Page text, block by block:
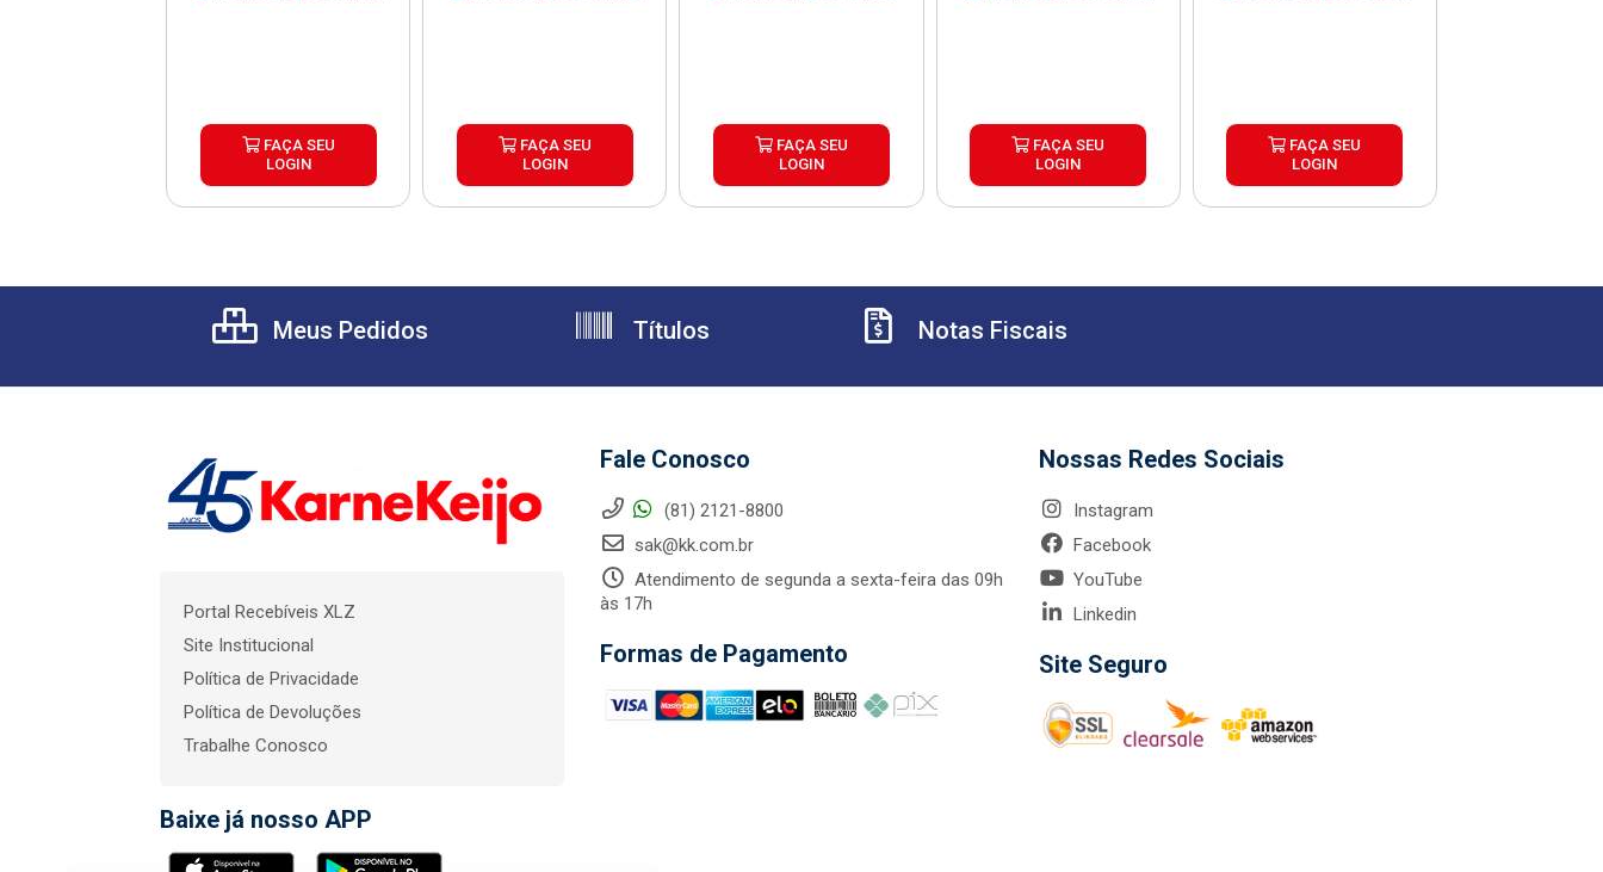
FAÇA SEU
LOGIN
FAÇA SEU
LOGIN
FAÇA SEU
LOGIN
FAÇA SEU
LOGIN
FAÇA SEU
LOGIN
Meus Pedidos Títulos Notas Fiscais
Portal Recebíveis XLZ
Site Institucional
Política de Privacidade
Política de Devoluções
Trabalhe Conosco
Baixe já nosso APP
Fale Conosco
(81) 2121-8800
sak@kk.com.br
Atendimento de segunda a sexta-feira das 09h
às 17h
Formas de Pagamento
Nossas Redes Sociais
Instagram
Facebook
YouTube
Linkedin
Site Seguro